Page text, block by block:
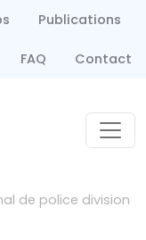
Publications
FAQ Contact
de police division